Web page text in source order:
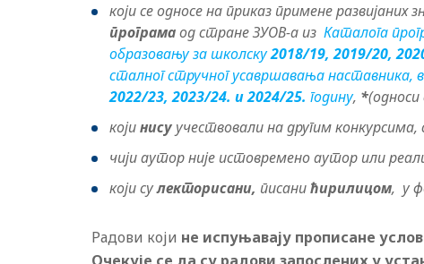
који се односе на приказ примене
програмаод стране ЗУОВ-а из Каталога
образовању за школску2018/19, 2019/20,
сталног стручног усавршавања наставника,
2022/23, 2023/24. и 2024/25. годину, *(односи
којинису учествовали на другим
чији аутор није истовремено аутор или
који сулекторисани, писанићирилицом, у
Радови који не испуњавају прописане